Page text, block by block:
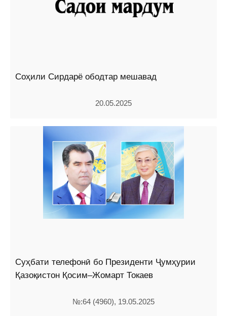
Соҳили Сирдарё ободтар мешавад
20.05.2025
Суҳбати телефонӣ бо Президенти Ҷумҳурии
Қазоқистон Қосим–Жомарт Токаев
№:64 (4960), 19.05.2025